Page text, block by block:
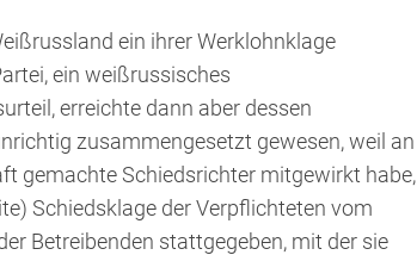
ein ihrer Werklohnklage
ein weißrussisches
erreichte dann aber dessen
zusammengesetzt gewesen, weil an
gemachte Schiedsrichter mitgewirkt habe,
Schiedsklage der Verpflichteten vom
Betreibenden stattgegeben, mit der sie